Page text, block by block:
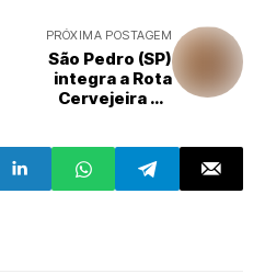
PRÓXIMA POSTAGEM
São Pedro (SP)
integra a Rota
Cervejeira do
cerveja artesanal
feita de jaracatiá